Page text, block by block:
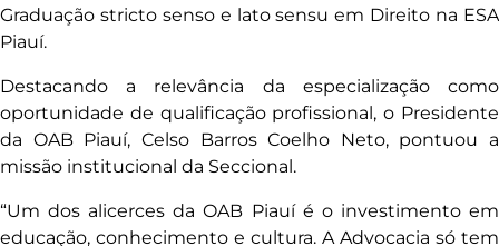
Graduação stricto senso e lato sensu em Direito na ESA
Piauí.
Destacando a relevância da especialização como
oportunidade de qualificação profissional, o Presidente
da OAB Piauí, Celso Barros Coelho Neto, pontuou a
missão institucional da Seccional.
“Um dos alicerces da OAB Piauí é o investimento em
educação, conhecimento e cultura. A Advocacia só tem